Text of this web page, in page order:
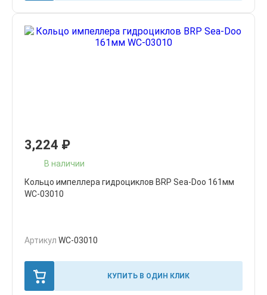
3,224 ₽
В наличии
Кольцо импеллера гидроциклов BRP Sea-Doo 161мм
WC-03010
Артикул WC-03010
КУПИТЬ В ОДИН КЛИК